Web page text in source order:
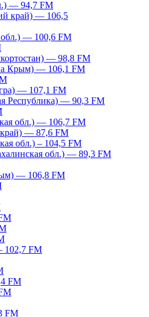
— 94,7 FM
край) — 106,5
обл.) — 100,6 FM
— 98,8 FM
Крым) — 106,1 FM
— 107,1 FM
Республика) — 90,3 FM
обл.) — 106,7 FM
край) — 87,6 FM
обл.) – 104,5 FM
обл.) — 89,3 FM
— 106,8 FM
102,7 FM
FM
FM